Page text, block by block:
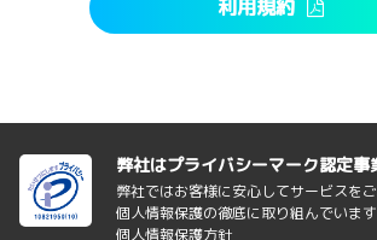
利用規約
弊社はプライバシーマーク認定事
弊社ではお客様に安心してサービスを
個人情報保護の徹底に取り組んでいます
個人情報保護方針